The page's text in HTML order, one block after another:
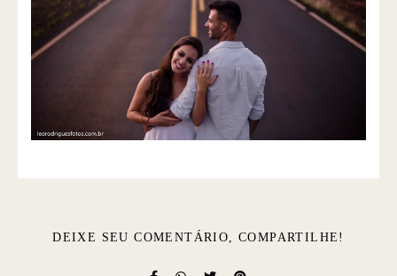
DEIXE SEU COMENTÁRIO, COMPARTILHE!